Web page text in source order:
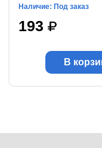
Наличие: Под заказ
193
В